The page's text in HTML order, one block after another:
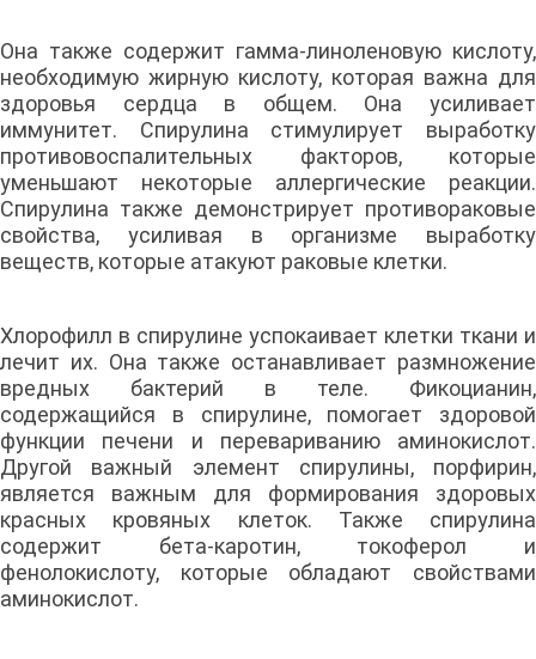
Она также содержит гамма-линоленовую кислоту,
необходимую жирную кислоту, которая важна для
здоровья сердца в общем. Она усиливает
иммунитет. Спирулина стимулирует выработку
противовоспалительных факторов, которые
уменьшают некоторые аллергические реакции.
Спирулина также демонстрирует противораковые
свойства, усиливая в организме выработку
веществ, которые атакуют раковые клетки.
Хлорофилл в спирулине успокаивает клетки ткани и
лечит их. Она также останавливает размножение
вредных бактерий в теле. Фикоцианин,
содержащийся в спирулине, помогает здоровой
функции печени и перевариванию аминокислот.
Другой важный элемент спирулины, порфирин,
является важным для формирования здоровых
красных кровяных клеток. Также спирулина
содержит бета-каротин, токоферол и
фенолокислоту, которые обладают свойствами
аминокислот.